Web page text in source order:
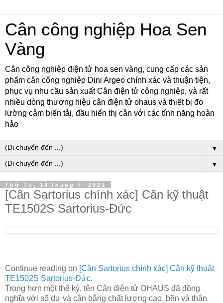
Cân công nghiệp Hoa Sen
Vàng
Cân công nghiệp điện tử hoa sen vàng, cung cấp các sản
phẩm cân công nghiệp Dini Argeo chính xác và thuận tiện,
phục vụ nhu cầu sản xuất Cân điện tử công nghiệp, và rất
nhiều dòng thương hiệu cân điện tử ohaus và thiết bị đo
lường cảm biến tải, đầu hiển thị cân với các tính năng hoàn
hảo
▼
▼
Thứ Tư, 14 tháng 7, 2021
[Cân Sartorius chính xác] Cân kỹ thuật
TE1502S Sartorius-Đức
Continue reading on [Cân Sartorius chính xác] Cân kỹ thuật
TE1502S Sartorius-Đức.
Trong hơn một thế kỷ, tên Cân điện tử OHAUS đã đồng
nghĩa với số dư và cân bằng chất lượng cao, bền và thân